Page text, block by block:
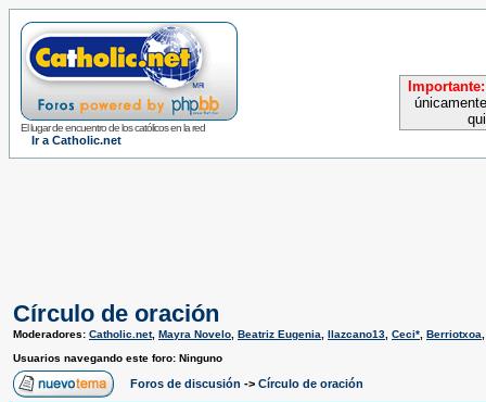
El lugar de encuentro de los católicos en la red
Ir a Catholic.net
Importante:
Círculo de oración
Moderadores: Catholic.net, Mayra Novelo Beatriz Eugenia llazcano13 Ceci* Berriotxoa
Usuarios navegando este foro: Ninguno
Foros de discusión -> Círculo de oración